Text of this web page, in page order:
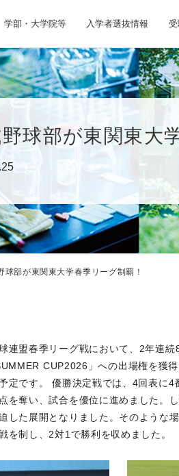
学部・大学院等 入学者選抜情報
球部が東関東大
球部が東関東大学春季リーグ制覇！
連盟春季リーグ戦において、2年連続
CUP2026」への出場権を獲
定です。 優勝決定戦では、4回表に
を奪い、試合を優位に進めました。
した展開となりました。そのような
を制し、2対1で勝利を収めました。